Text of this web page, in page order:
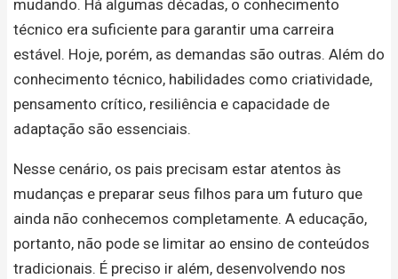
mudando. Há algumas décadas, o conhecimento
técnico era suficiente para garantir uma carreira
estável. Hoje, porém, as demandas são outras. Além do
conhecimento técnico, habilidades como criatividade,
pensamento crítico, resiliência e capacidade de
adaptação são essenciais.
Nesse cenário, os pais precisam estar atentos às
mudanças e preparar seus filhos para um futuro que
ainda não conhecemos completamente. A educação,
portanto, não pode se limitar ao ensino de conteúdos
tradicionais. É preciso ir além, desenvolvendo nos